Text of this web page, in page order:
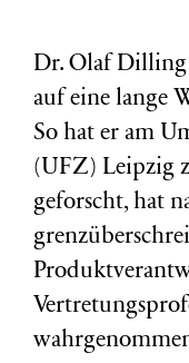
Dr. Olaf Dilling
auf eine lange
So hat er am
(UFZ) Leipzig
geforscht, hat